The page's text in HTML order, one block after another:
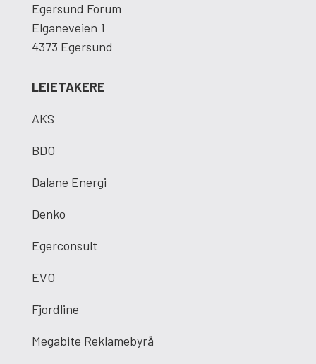
Egersund Forum
Elganeveien 1
4373 Egersund
LEIETAKERE
AKS
BDO
Dalane Energi
Denko
Egerconsult
EVO
Fjordline
Megabite Reklamebyrå